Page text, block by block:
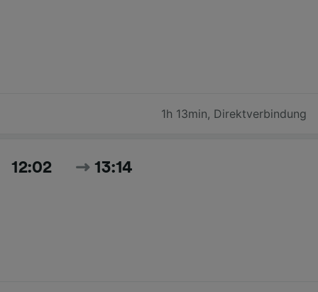
1h 13min, Direktverbindung
12:02 13:14